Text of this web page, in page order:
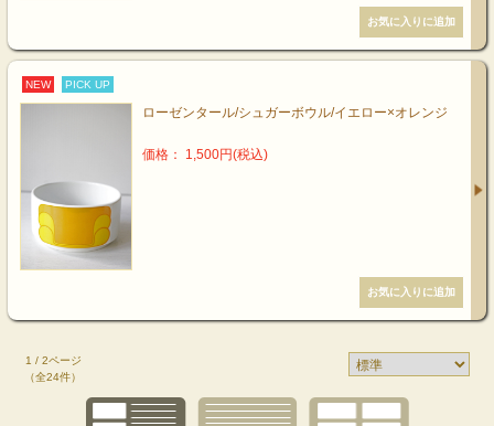
NEW PICK UP
ローゼンタール/シュガーボウル/イエロー×オレンジ
価格： 1,500円(税込)
1 / 2ページ
（全24件）